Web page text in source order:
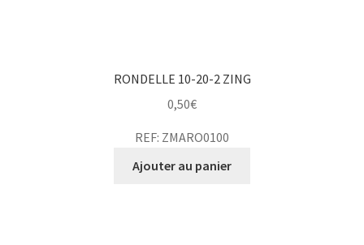
RONDELLE 10-20-2 ZING
0,50€
REF: ZMARO0100
Ajouter au panier